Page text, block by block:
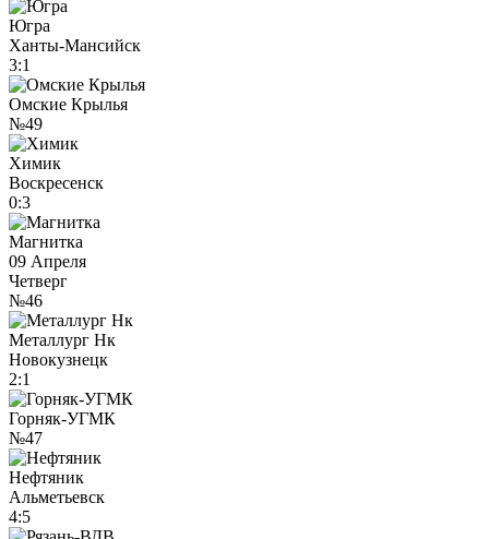
Югра
Ханты-Мансийск
3:1
Омские Крылья
№49
Химик
Воскресенск
0:3
Магнитка
09 Апреля
Четверг
№46
Металлург Нк
Новокузнецк
2:1
Горняк-УГМК
№47
Нефтяник
Альметьевск
4:5